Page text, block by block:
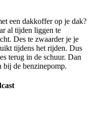
een dakkoffer op je dak?
al tijden liggen te
Des te zwaarder je je
tijdens het rijden. Dus
terug in de schuur. Dan
bij de benzinepomp.